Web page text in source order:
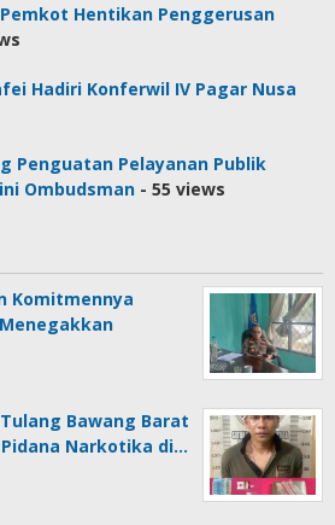
Hentikan Penggerusan
Hadiri Konferwil IV Pagar Nusa
Penguatan Pelayanan Publik
Ombudsman - 55 views
Komitmennya
Bawang Barat
Narkotika di…